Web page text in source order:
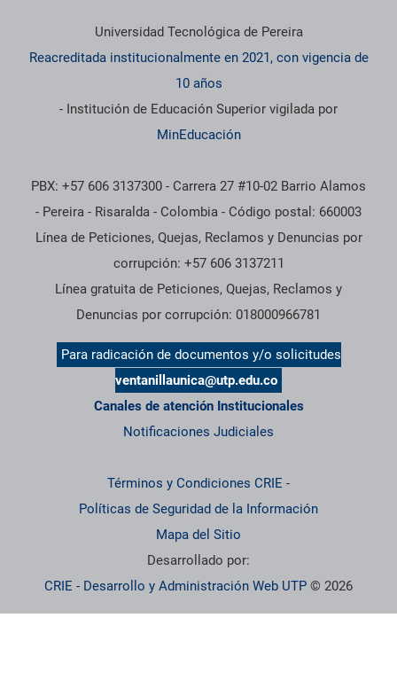
Información institucional
Universidad Tecnológica de Pereira
Reacreditada institucionalmente en 2021, con vigencia de
10 años
- Institución de Educación Superior vigilada por
MinEducación
PBX: +57 606 3137300 - Carrera 27 #10-02 Barrio Alamos
- Pereira - Risaralda - Colombia - Código postal: 660003
Línea de Peticiones, Quejas, Reclamos y Denuncias por
corrupción: +57 606 3137211
Línea gratuita de Peticiones, Quejas, Reclamos y
Denuncias por corrupción: 018000966781
Para radicación de documentos y/o solicitudes
ventanillaunica@utp.edu.co
Canales de atención Institucionales
Notificaciones Judiciales
Términos y Condiciones CRIE -
Políticas de Seguridad de la Información
Mapa del Sitio
Desarrollado por:
CRIE - Desarrollo y Administración Web UTP © 2026